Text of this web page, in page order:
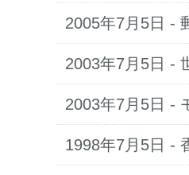
2005年7月5日 -
2003年7月5日 -
2003年7月5日 -
1998年7月5日 -